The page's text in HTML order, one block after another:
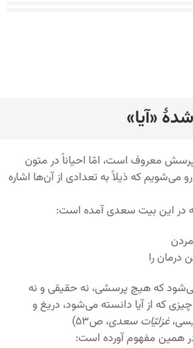
«آیا»
معروف است، امّا احیاناً در متون
می‌شویم که ذیلاً به تعدادی از آن‌ها اشاره
این بیت سعدی آمده است:
را
که هیچ پرسشی، نه حقیقی و نه
که از آیا دانسته می‌شود، دریغ و
غزلیّات سعدی، ص۵۳)
همین مفهوم آورده است: